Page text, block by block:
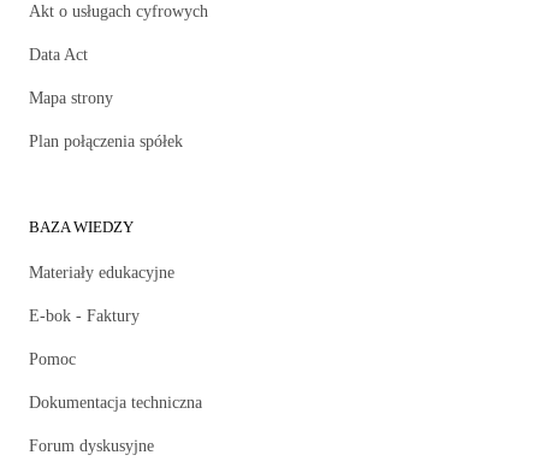
Akt o usługach cyfrowych
Data Act
Mapa strony
Plan połączenia spółek
BAZA WIEDZY
Materiały edukacyjne
E-bok - Faktury
Pomoc
Dokumentacja techniczna
Forum dyskusyjne